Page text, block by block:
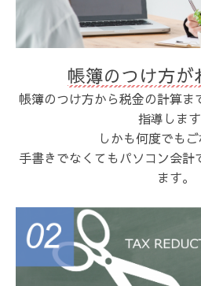
帳簿のつけ方が
帳簿のつけ方から税金の計算ま
指導します
しかも何度でもご
手書きでなくてもパソコン会計
ます。